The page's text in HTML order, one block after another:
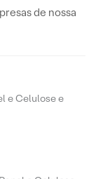
de nossa
e Celulose e